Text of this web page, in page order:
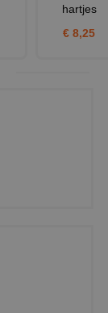
hartjes
€ 8,25